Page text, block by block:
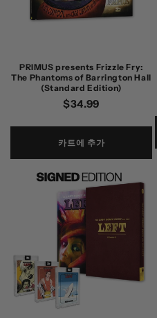
PRIMUS presents Frizzle Fry:
The Phantoms of Barrington Hall
(Standard Edition)
정
$34.99
카트에 추가